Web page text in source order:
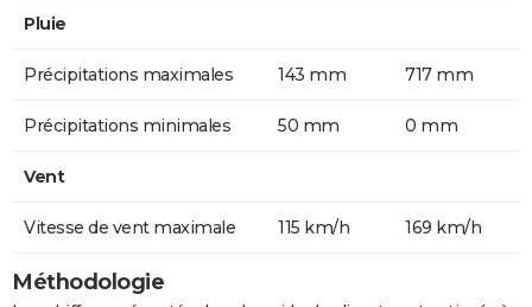
Pluie
Précipitations maximales 143 mm 717 mm
Précipitations minimales 50 mm 0 mm
Vent
Vitesse de vent maximale 115 km/h 169 km/h
Méthodologie